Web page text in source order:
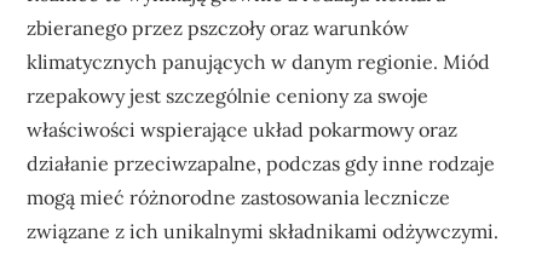
zbieranego przez pszczoły oraz warunków
klimatycznych panujących w danym regionie. Miód
rzepakowy jest szczególnie ceniony za swoje
właściwości wspierające układ pokarmowy oraz
działanie przeciwzapalne, podczas gdy inne rodzaje
mogą mieć różnorodne zastosowania lecznicze
związane z ich unikalnymi składnikami odżywczymi.